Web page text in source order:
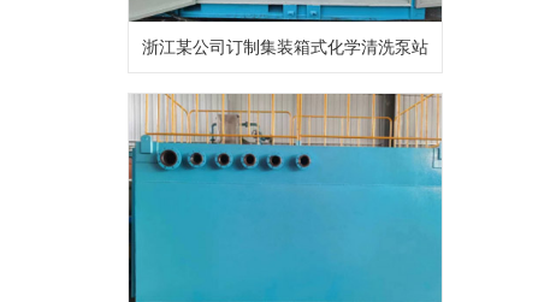
浙江某公司订制集装箱式化学清洗泵站